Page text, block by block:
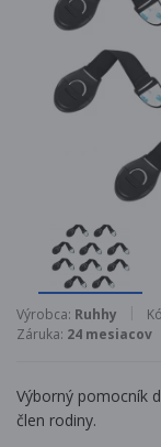
Výrobca: Ruhhy
Záruka: 24 mesiacov
Výborný pomocník
člen rodiny.